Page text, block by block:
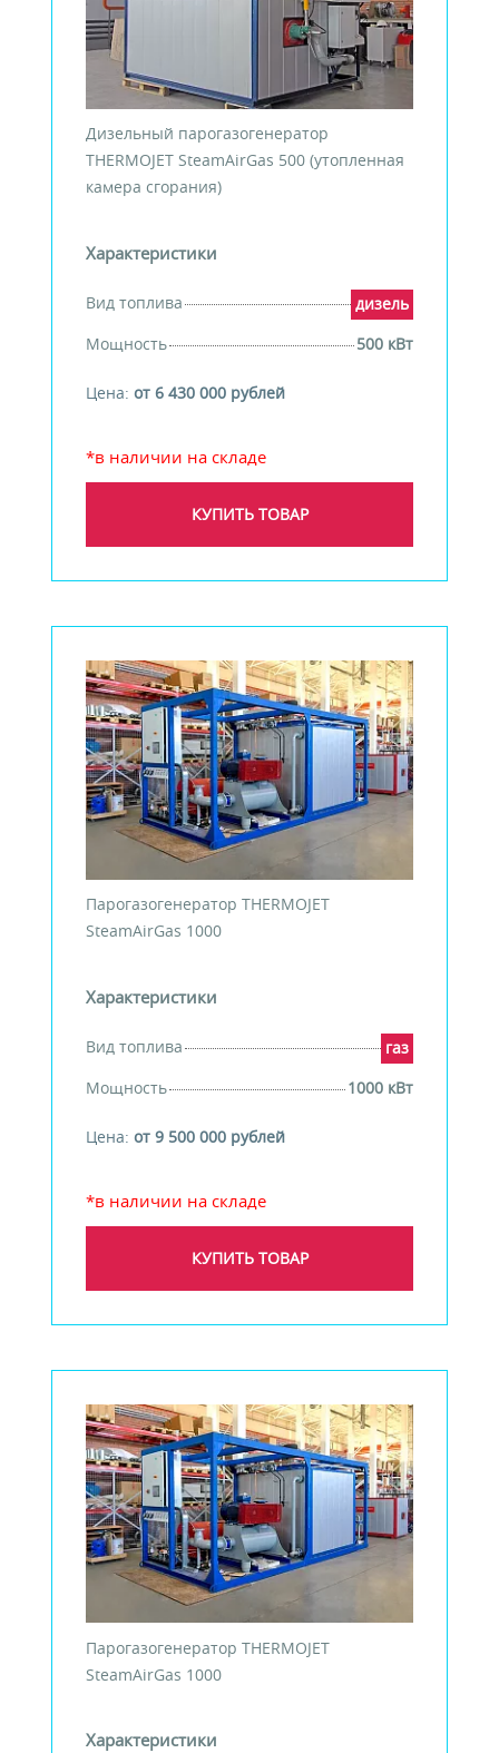
Дизельный парогазогенератор
THERMOJET SteamAirGas 500 (утопленная
камера сгорания)
Характеристики
Вид топлива
дизель
Мощность
500 кВт
Цена:от 6 430 000 рублей
*в наличии на складе
КУПИТЬ ТОВАР
Парогазогенератор THERMOJET
SteamAirGas 1000
Характеристики
Вид топлива
газ
Мощность
1000 кВт
Цена:от 9 500 000 рублей
*в наличии на складе
КУПИТЬ ТОВАР
Парогазогенератор THERMOJET
SteamAirGas 1000
Характеристики